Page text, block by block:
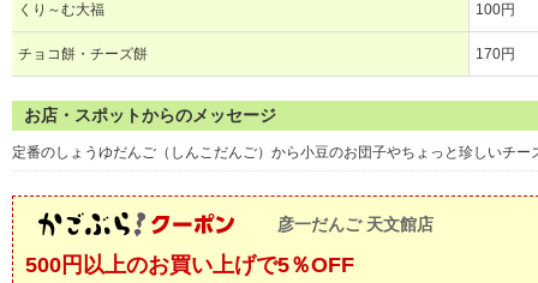
くり～む大福 100円
チョコ餅・チーズ餅 170円
お店・スポットからのメッセージ
定番のしょうゆだんご（しんこだんご）から小豆のお団子やちょっと珍しいチ
彦一だんご 天文館店
500円以上のお買い上げで5％OFF